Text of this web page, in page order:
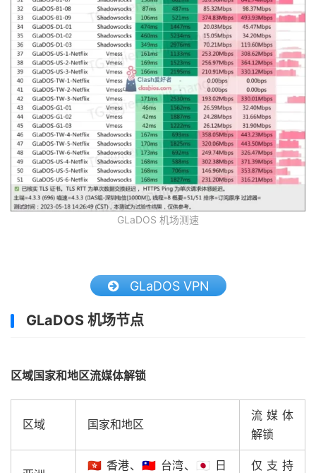
GLaDOS 机场测速
GLaDOS VPN
GLaDOS 机场节点
区域国家和地区流媒体解锁
区域 国家和地区
流媒体
解锁
🇭🇰 香港、🇹🇼 台湾、🇯🇵 日 仅支持